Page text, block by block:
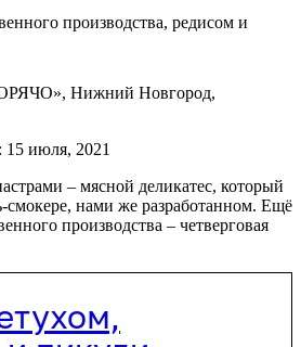
производства, редисом и
Нижний Новгород,
15 июля, 2021
– мясной деликатес, который
смокере, нами же разработанном. Ещё
производства – четверговая